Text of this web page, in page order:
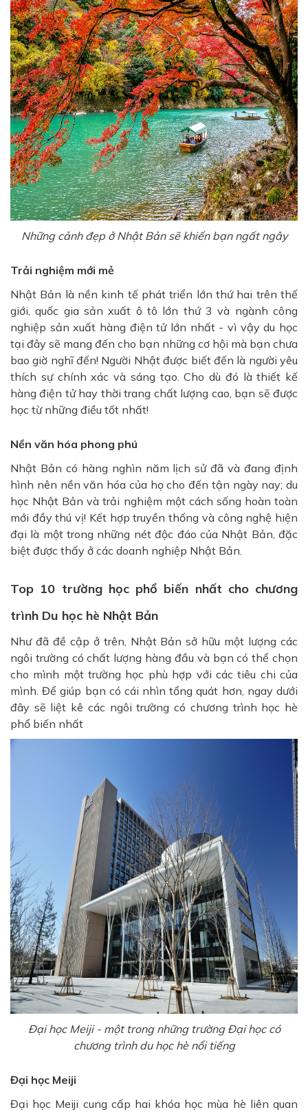
Những cảnh đẹp ở Nhật Bản sẽ khiến bạn ngất ngây
Trải nghiệm mới mẻ
Nhật Bản là nền kinh tế phát triển lớn thứ hai trên thế
giới, quốc gia sản xuất ô tô lớn thứ 3 và ngành công
nghiệp sản xuất hàng điện tử lớn nhất - vì vậy du học
tại đây sẽ mang đến cho bạn những cơ hội mà bạn chưa
bao giờ nghĩ đến! Người Nhật được biết đến là người yêu
thích sự chính xác và sáng tạo. Cho dù đó là thiết kế
hàng điện tử hay thời trang chất lượng cao, bạn sẽ được
học từ những điều tốt nhất!
Nền văn hóa phong phú
Nhật Bản có hàng nghìn năm lịch sử đã và đang định
hình nên nền văn hóa của họ cho đến tận ngày nay; du
học Nhật Bản và trải nghiệm một cách sống hoàn toàn
mới đầy thú vị! Kết hợp truyền thống và công nghệ hiện
đại là một trong những nét độc đáo của Nhật Bản, đặc
biệt được thấy ở các doanh nghiệp Nhật Bản.
Top 10 trường học phổ biến nhất cho chương
trình Du học hè Nhật Bản
Như đã đề cập ở trên, Nhật Bản sở hữu một lượng các
ngôi trường có chất lượng hàng đầu và bạn có thể chọn
cho mình một trường học phù hợp với các tiêu chi của
mình. Để giúp bạn có cái nhìn tổng quát hơn, ngay dưới
đây sẽ liệt kê các ngôi trường có chương trình học hè
phổ biến nhất
Đại học Meiji - một trong những trường Đại học có
chương trình du học hè nổi tiếng
Đại học Meiji
Đại học Meiji cung cấp hai khóa học mùa hè liên quan